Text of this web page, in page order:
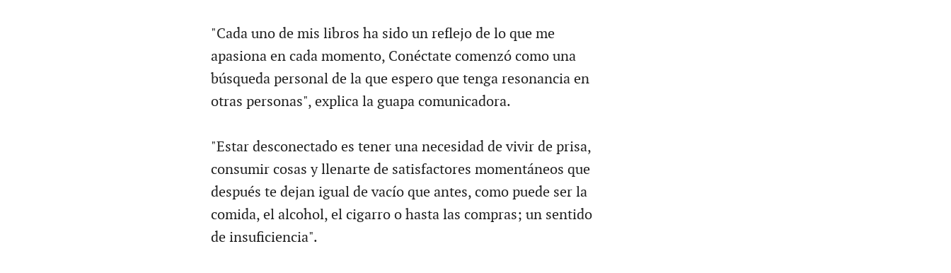
"Cada uno de mis libros ha sido un reflejo de lo que me
apasiona en cada momento, Conéctate comenzó como una
búsqueda personal de la que espero que tenga resonancia en
otras personas", explica la guapa comunicadora.
"Estar desconectado es tener una necesidad de vivir de prisa,
consumir cosas y llenarte de satisfactores momentáneos que
después te dejan igual de vacío que antes, como puede ser la
comida, el alcohol, el cigarro o hasta las compras; un sentido
de insuficiencia".